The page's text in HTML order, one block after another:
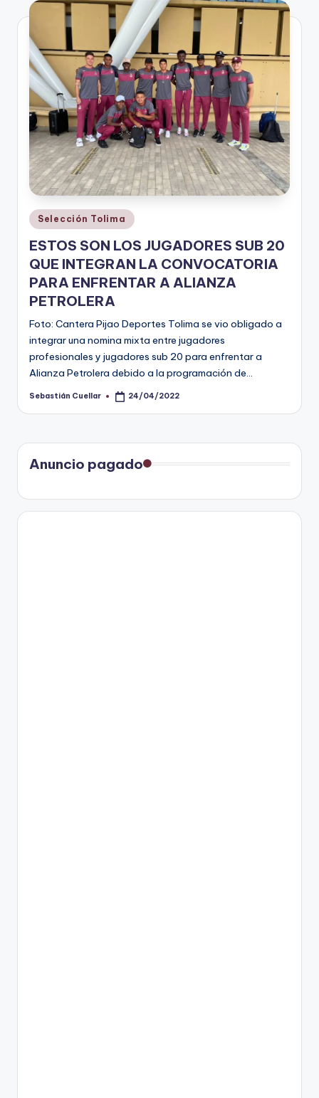
V
n
o
ti
n
t
o
Publicado
en
Selección Tolima
ESTOS SON LOS JUGADORES SUB 20
QUE INTEGRAN LA CONVOCATORIA
PARA ENFRENTAR A ALIANZA
PETROLERA
Foto: Cantera Pijao Deportes Tolima se vio obligado a
integrar una nomina mixta entre jugadores
profesionales y jugadores sub 20 para enfrentar a
Alianza Petrolera debido a la programación de…
Publicado
Sebastián Cuellar 24/04/2022
Anuncio pagado